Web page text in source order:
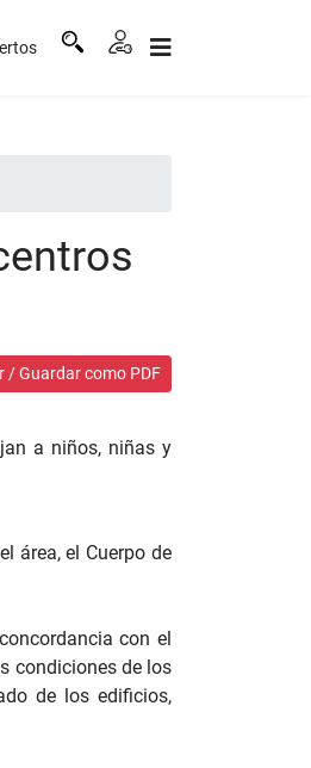
/ Guardar como PDF
a niños, niñas y
área, el Cuerpo de
con el
condiciones de los
de los edificios,